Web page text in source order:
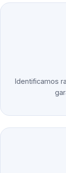
Identificamos